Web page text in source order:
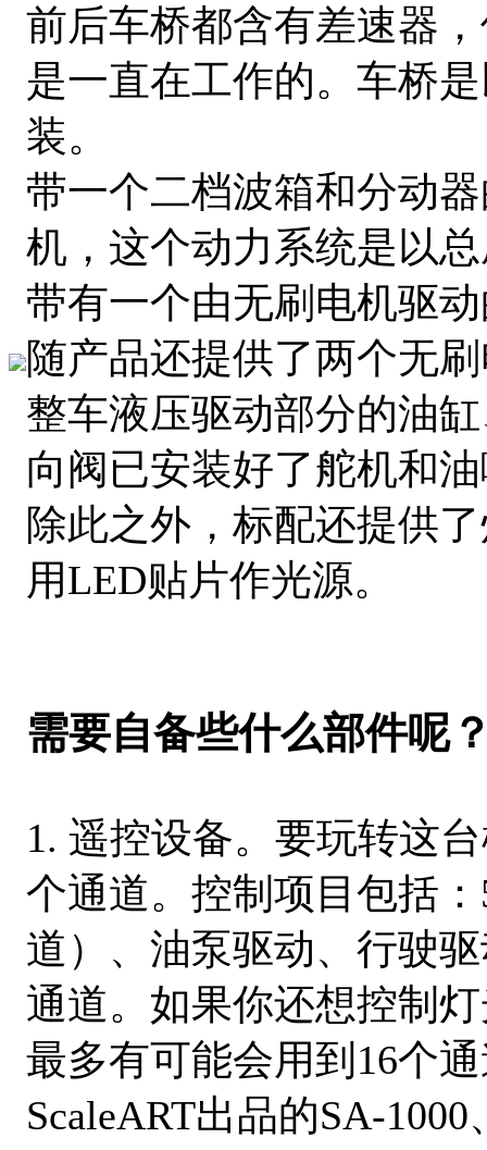
前后车桥都含有差速器
是一直在工作的。车桥
装。
带一个二档波箱和分动
机，这个动力系统是以
带有一个由无刷电机驱
随产品还提供了两个无
整车液压驱动部分的油
向阀已安装好了舵机和
除此之外，标配还提供
用LED贴片作光源。
需要自备些什么部件呢
1. 遥控设备。要玩转这
个通道。控制项目包括
道）、油泵驱动、行驶
通道。如果你还想控制
最多有可能会用到16个
ScaleART出品的SA-